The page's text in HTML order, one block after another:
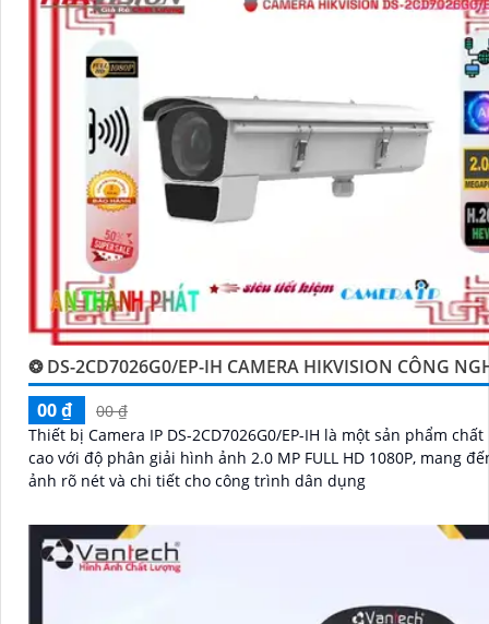
❂ DS-2CD7026G0/EP-IH CAMERA HIKVISION CÔNG
00 ₫
00 ₫
Thiết bị Camera IP DS-2CD7026G0/EP-IH là một sản phẩm
cao với độ phân giải hình ảnh 2.0 MP FULL HD 1080P, mang
ảnh rõ nét và chi tiết cho công trình dân dụng